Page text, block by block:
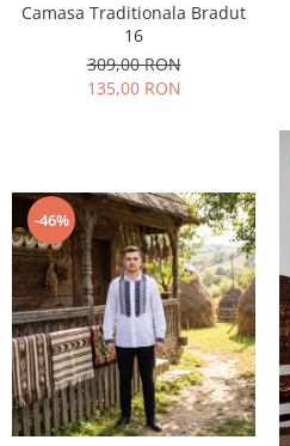
Camasa Traditionala Bradut
16
309,00 RON
135,00 RON
-46%